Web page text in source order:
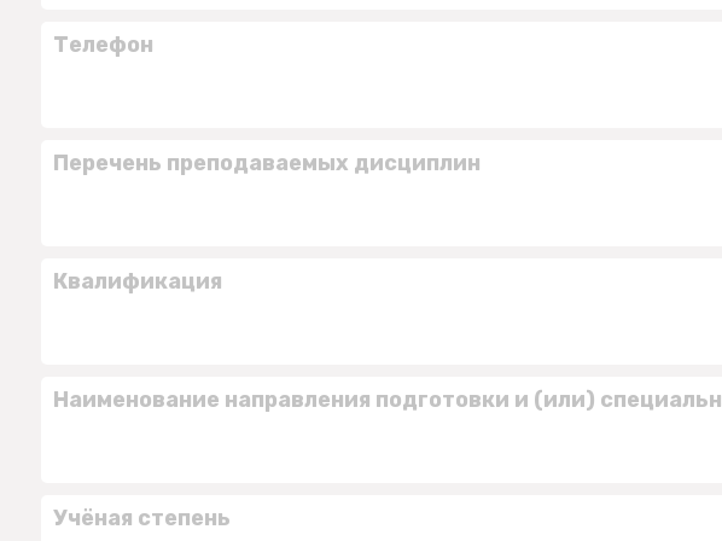
Телефон
Перечень преподаваемых дисциплин
Квалификация
Наименование направления подготовки и (или)
Учёная степень